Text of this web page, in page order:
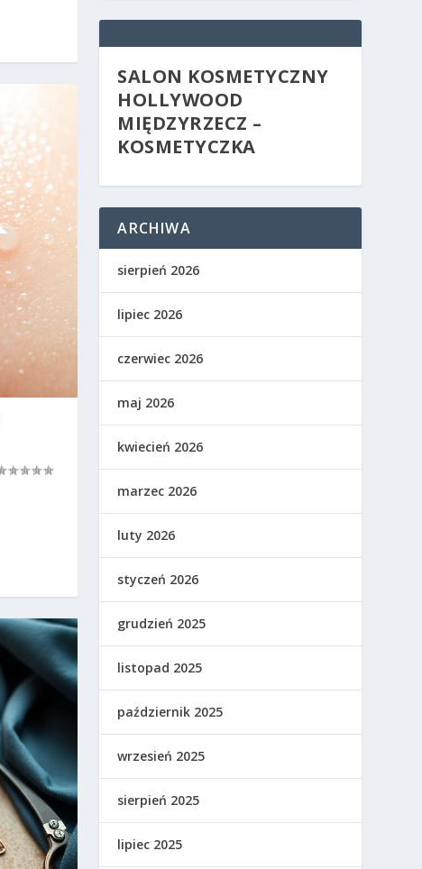
SALON KOSMETYCZNY
HOLLYWOOD
MIĘDZYRZECZ –
KOSMETYCZKA
ARCHIWA
sierpień 2026
lipiec 2026
czerwiec 2026
maj 2026
kwiecień 2026
marzec 2026
luty 2026
styczeń 2026
grudzień 2025
listopad 2025
październik 2025
wrzesień 2025
sierpień 2025
lipiec 2025